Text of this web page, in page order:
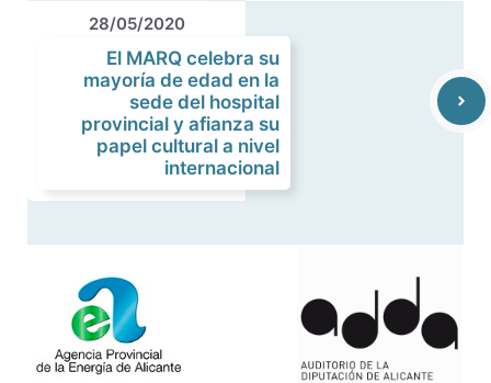
28/05/2020
El MARQ celebra su
mayoría de edad en la
sede del hospital
provincial y afianza su
papel cultural a nivel
internacional